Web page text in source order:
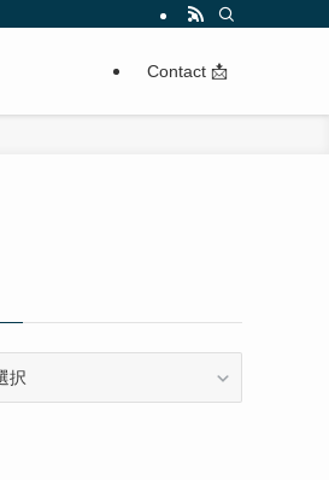
Contact 📩